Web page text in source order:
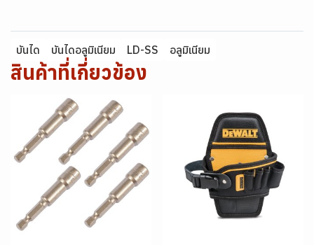
บันได บันไดอลูมิเนียม LD-SS อลูมิเนียม
สินค้าที่เกี่ยวข้อง